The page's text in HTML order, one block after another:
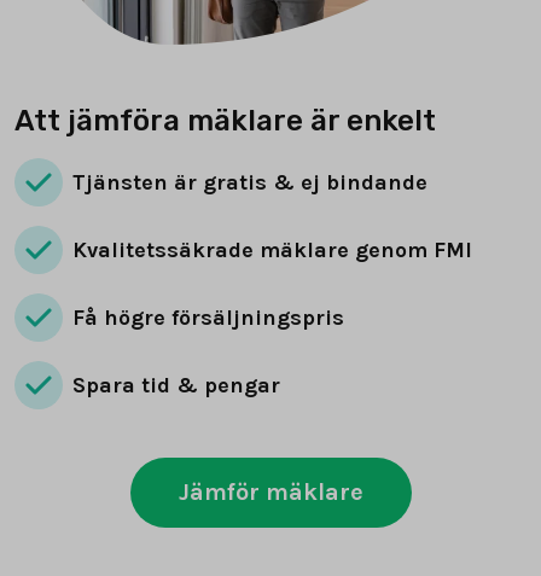
Att jämföra mäklare är enkelt
Tjänsten är gratis & ej bindande
Kvalitetssäkrade mäklare genom FMI
Få högre försäljningspris
Spara tid & pengar
Jämför mäklare